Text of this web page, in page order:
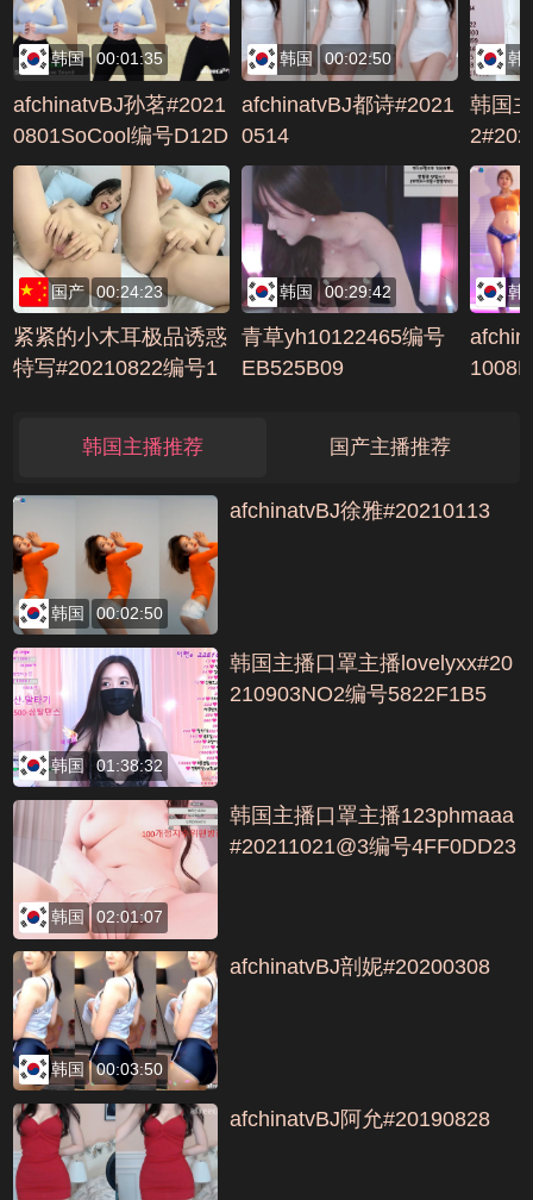
韩国 00:01:35
afchinatvBJ孙茗#2021
0801SoCool编号D12D
B607
韩国 00:02:50
afchinatvBJ都诗#2021
0514
韩
韩国
国产 00:24:23
紧紧的小木耳极品诱惑
特写#20210822编号1
韩国 00:29:42
青草yh10122465编号
EB525B09
韩
韩国主播推荐 国产主播推荐
韩国 00:02:50
afchinatvBJ徐雅#20210113
韩国 01:38:32
韩国主播口罩主播lovelyxx#20
210903NO2编号5822F1B5
韩国 02:01:07
韩国主播口罩主播123phmaaa
#20211021@3编号4FF0DD23
韩国 00:03:50
afchinatvBJ剖妮#20200308
afchinatvBJ阿允#20190828